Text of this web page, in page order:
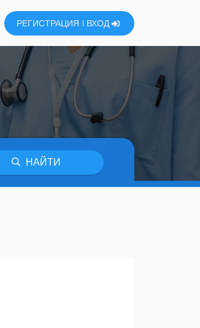
РЕГИСТРАЦИЯ ВХОД
НАЙТИ